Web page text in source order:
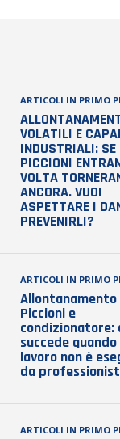
ARTICOLI IN PRIMO
VOLATILI E
INDUSTRIALI: SE
PICCIONI
VOLTA
ANCORA. VUOI
ASPETTARE I
PREVENIRLI?
ARTICOLI IN PRIMO
Allontanamento
Piccioni e
condizionatore:
succede
lavoro non è
da
ARTICOLI IN PRIMO